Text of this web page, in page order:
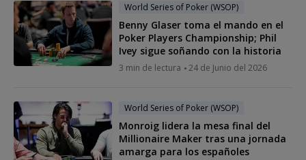
World Series of Poker (WSOP)
Benny Glaser toma el mando en el
Poker Players Championship; Phil
Ivey sigue soñando con la historia
3 min de lectura 24 de Junio del 2026
World Series of Poker (WSOP)
Monroig lidera la mesa final del
Millionaire Maker tras una jornada
amarga para los españoles